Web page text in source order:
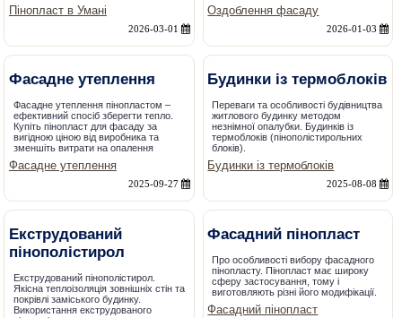
Пінопласт в Умані
2026-03-01
Оздоблення фасаду
2026-01-03
Фасадне утеплення
Фасадне утеплення пінопластом –
ефективний спосіб зберегти тепло.
Купіть пінопласт для фасаду за
вигідною ціною від виробника та
зменшіть витрати на опалення
Фасадне утеплення
2025-09-27
Будинки із термоблоків
Переваги та особливості будівництва
житлового будинку методом
незнімної опалубки. Будинків із
термоблоків (пінополістирольних
блоків).
Будинки із термоблоків
2025-08-08
Екструдований
пінополістирол
Екструдований пінополістирол.
Якісна теплоізоляція зовнішніх стін та
покрівлі заміського будинку.
Використання екструдованого
Фасадний пінопласт
Про особливості вибору фасадного
пінопласту. Пінопласт має широку
сферу застосування, тому і
виготовляють різні його модифікації.
Фасадний пінопласт